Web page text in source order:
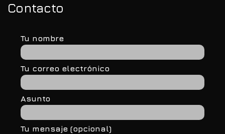
Contacto
Tu nombre
Tu correo electrónico
Asunto
Tu mensaje (opcional)